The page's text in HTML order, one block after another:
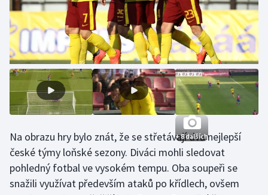
Plážový volejbal
Ragby
Rychlobruslení
Rychlostní kanoistika
Sportovní střelba
Stolní tenis
+ 8 dalších
Na obrazu hry bylo znát, že se střetávají dva nejlepší
české týmy loňské sezony. Diváci mohli sledovat
pohledný fotbal ve vysokém tempu. Oba soupeři se
snažili využívat především ataků po křídlech, ovšem